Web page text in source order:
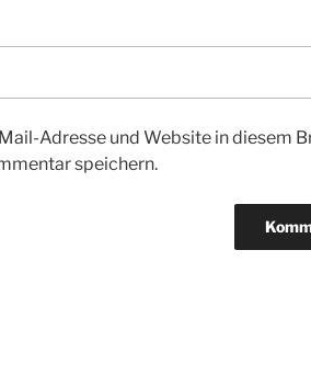
Adresse und Website in diesem
speichern.